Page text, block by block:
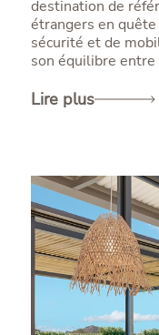
destination de
étrangers en
sécurité et de
son équilibre
de villégiature.
Lire plus